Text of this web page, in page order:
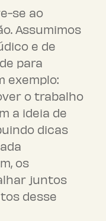
se ao
Assumimos
e de
para
exemplo:
o trabalho
a ideia de
dicas
os
juntos
desse